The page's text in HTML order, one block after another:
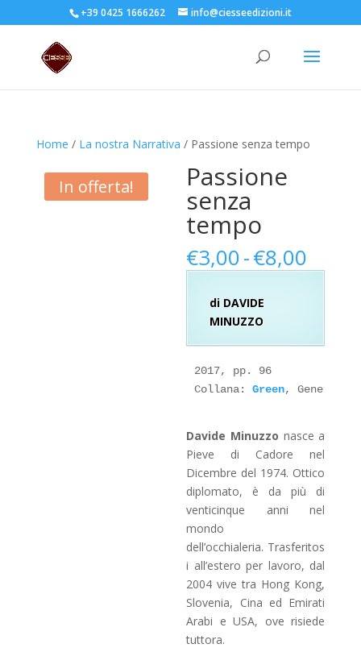
+39 0425 1666262 info@ciesseedizioni.it
Home / La nostra Narrativa / Passione senza tempo
In offerta! Passione
senza
tempo
€3,00-€8,00
di
a
di DAVIDE
MINUZZO
2017, pp. 96
Collana: Green, Genere:
Davide Minuzzo nasce a
Pieve di Cadore nel
Dicembre del 1974. Ottico
diplomato, è da più di
venticinque anni nel
mondo
dell’occhialeria. Trasferitos
i all’estero per lavoro, dal
2004 vive tra Hong Kong,
Slovenia, Cina ed Emirati
Arabi e USA, ove risiede
tuttora.